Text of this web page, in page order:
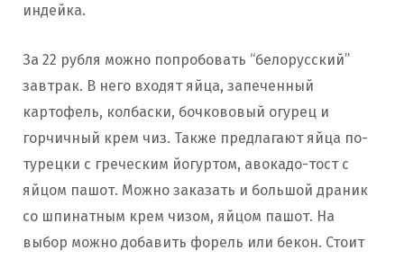
индейка.
За 22 рубля можно попробовать “белорусский”
завтрак. В него входят яйца, запеченный
картофель, колбаски, бочкововый огурец и
горчичный крем чиз. Также предлагают яйца по-
турецки с греческим йогуртом, авокадо-тост с
яйцом пашот. Можно заказать и большой драник
со шпинатным крем чизом, яйцом пашот. На
выбор можно добавить форель или бекон. Стоит